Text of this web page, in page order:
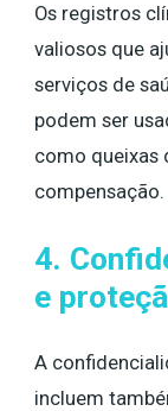
Os registros
valiosos que
serviços de
podem ser
como queixas
compensação.
4.
e
A
incluem